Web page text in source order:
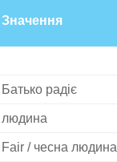
Значення
Батько радіє
людина
Fair / чесна людина